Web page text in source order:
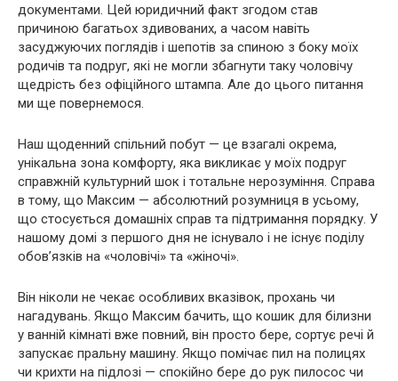
документами. Цей юридичний факт згодом став
причиною багатьох здивованих, а часом навіть
засуджуючих поглядів і шепотів за спиною з боку моїх
родичів та подруг, які не могли збагнути таку чоловічу
щедрість без офіційного штампа. Але до цього питання
ми ще повернемося.
Наш щоденний спільний побут — це взагалі окрема,
унікальна зона комфорту, яка викликає у моїх подруг
справжній культурний шок і тотальне нерозуміння. Справа
в тому, що Максим — абсолютний розумниця в усьому,
що стосується домашніх справ та підтримання порядку. У
нашому домі з першого дня не існувало і не існує поділу
обов’язків на «чоловічі» та «жіночі».
Він ніколи не чекає особливих вказівок, прохань чи
нагадувань. Якщо Максим бачить, що кошик для білизни
у ванній кімнаті вже повний, він просто бере, сортує речі й
запускає пральну машину. Якщо помічає пил на полицях
чи крихти на підлозі — спокійно бере до рук пилосос чи